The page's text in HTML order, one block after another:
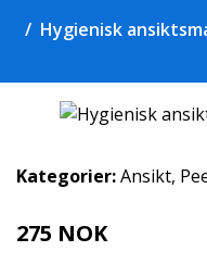
Hygienisk
Kategorier:Ansikt,
275 NOK